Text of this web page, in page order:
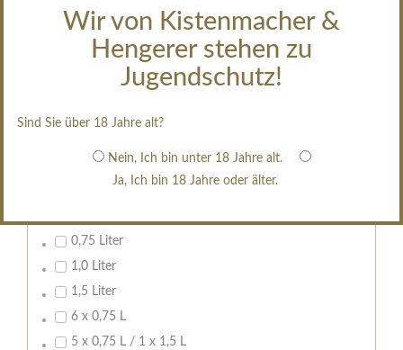
Wir von Kistenmacher &
Hengerer stehen zu
Jugendschutz!
Sind Sie über 18 Jahre alt?
Nein, Ich bin unter 18 Jahre alt.
Ja, Ich bin 18 Jahre oder älter.
restsüß
edelsüß
im Holzfass gereift
erfrischend, nicht zu süß
0,75 Liter
1,0 Liter
1,5 Liter
6 x 0,75 L
5 x 0,75 L / 1 x 1,5 L